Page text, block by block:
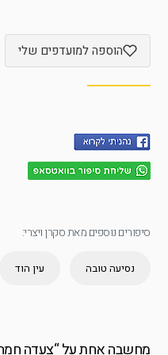
הוספה למועדפים שלי
סיפורים נוספים מאת סקרן ויצרי:
נסיעה טובה עין הוד
מחשבה אחת על “צעדה